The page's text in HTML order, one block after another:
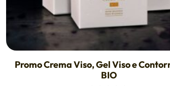
Promo Crema Viso, Gel Viso e
BIO